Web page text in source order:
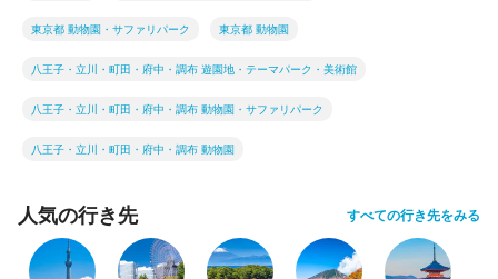
東京都 動物園・サファリパーク 東京都 動物園
八王子・立川・町田・府中・調布 遊園地・テーマパーク・美術館
八王子・立川・町田・府中・調布 動物園・サファリパーク
八王子・立川・町田・府中・調布 動物園
人気の行き先 すべての行き先をみる